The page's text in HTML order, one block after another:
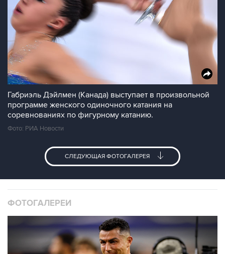
Габриэль Дэйлмен (Канада) выступает в произвольной
программе женского одиночного катания на
соревнованиях по фигурному катанию.
Фото: РИА Новости
СЛЕДУЮЩАЯ ФОТОГАЛЕРЕЯ
ФОТОГАЛЕРЕИ